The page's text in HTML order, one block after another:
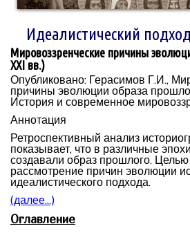
Идеалистический
Мировоззренческие причины
XXI вв.)
Опубликовано: Герасимов Г.И.,
причины эволюции образа
История и современное
Аннотация
Ретроспективный анализ
показывает, что в различные
создавали образ прошлого.
рассмотрение причин эволюции
идеалистического подхода.
(далее…)
Оглавление